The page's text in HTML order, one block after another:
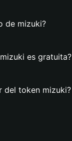
de mizuki?
es gratuita?
del token mizuki?